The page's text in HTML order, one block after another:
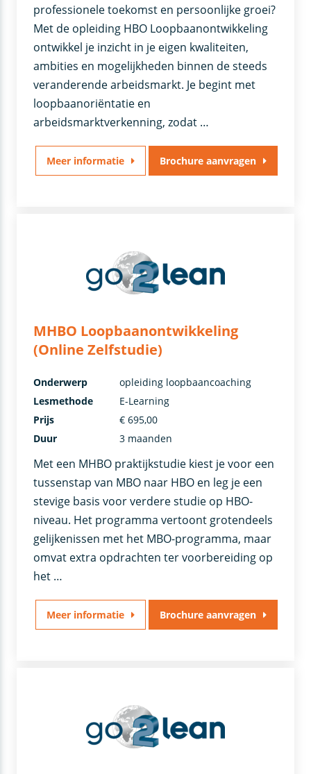
professionele toekomst en persoonlijke groei?
Met de opleiding HBO Loopbaanontwikkeling
ontwikkel je inzicht in je eigen kwaliteiten,
ambities en mogelijkheden binnen de steeds
veranderende arbeidsmarkt. Je begint met
loopbaanoriëntatie en
arbeidsmarktverkenning, zodat …
Meer informatie Brochure aanvragen
MHBO Loopbaanontwikkeling
(Online Zelfstudie)
Met een MHBO praktijkstudie kiest je voor een
tussenstap van MBO naar HBO en leg je een
stevige basis voor verdere studie op HBO-
niveau. Het programma vertoont grotendeels
gelijkenissen met het MBO-programma, maar
omvat extra opdrachten ter voorbereiding op
het …
Onderwerp
opleiding loopbaancoaching
Lesmethode
E-Learning
Prijs
€ 695,00
Duur
3 maanden
Meer informatie Brochure aanvragen